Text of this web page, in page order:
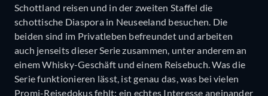
Schottland reisen und in der zweiten Staffel die
schottische Diaspora in Neuseeland besuchen. Die
beiden sind im Privatleben befreundet und arbeiten
auch jenseits dieser Serie zusammen, unter anderem an
einem Whisky-Geschäft und einem Reisebuch. Was die
Serie funktionieren lässt, ist genau das, was bei vielen
Promi-Reisedokus fehlt: ein echtes Interesse aneinander